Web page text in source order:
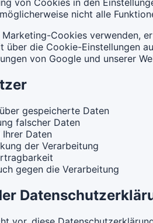
nicht alle
Cookies verwenden,
über die Cookie-Einstellungen
von Google und unserer
gespeicherte Daten
falscher Daten
Daten
der Verarbeitung
gegen die Verarbeitung